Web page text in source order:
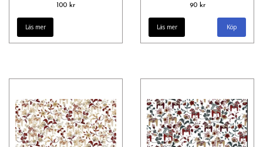
100 kr
Läs mer
90 kr
Läs mer